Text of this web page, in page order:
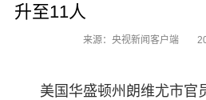
升至11人
来源：央视新闻客户端
美国华盛顿州朗维尤市官